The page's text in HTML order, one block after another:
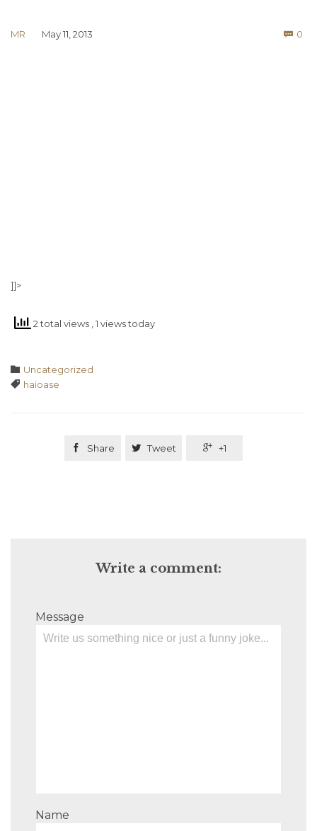
MR May 11, 2013  0
]]>
2 total views , 1 views today
 Category
Uncategorized
 Tags
haioase
 Share  Tweet  +1
Write a comment:
Message
Name